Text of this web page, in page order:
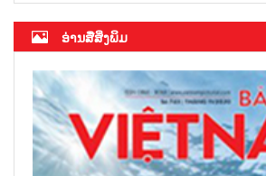
ອ່ານສື່ສິ່ງພິມ